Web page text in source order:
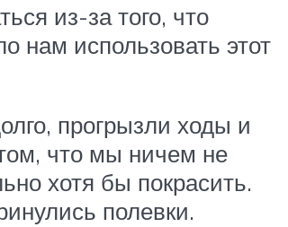
из-за того, что
нам использовать этот
прогрызли ходы и
что мы ничем не
хотя бы покрасить.
полевки.